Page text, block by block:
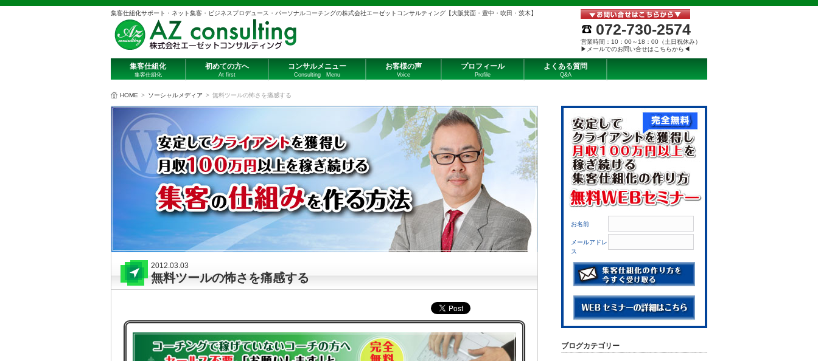
集客仕組化サポート・ネット集客・ビジネスプロデュース・パーソナルコーチングの株式会社エーゼットコンサルティング【大阪箕面・豊中・吹田・茨木】
072-730-2574
営業時間：10：00～18：00（土日祝休み）
▶メールでのお問い合せはこちらから◀
集客仕組化
集客仕組化
初めての方へ
At first
コンサルメニュー
Consulting Menu
お客様の声
Voice
プロフィール
Profile
よくある質問
Q&A
HOME > ソーシャルメディア > 無料ツールの怖さを痛感する
2012.03.03
無料ツールの怖さを痛感する
お名前
メールアドレ
ス
ブログカテゴリー